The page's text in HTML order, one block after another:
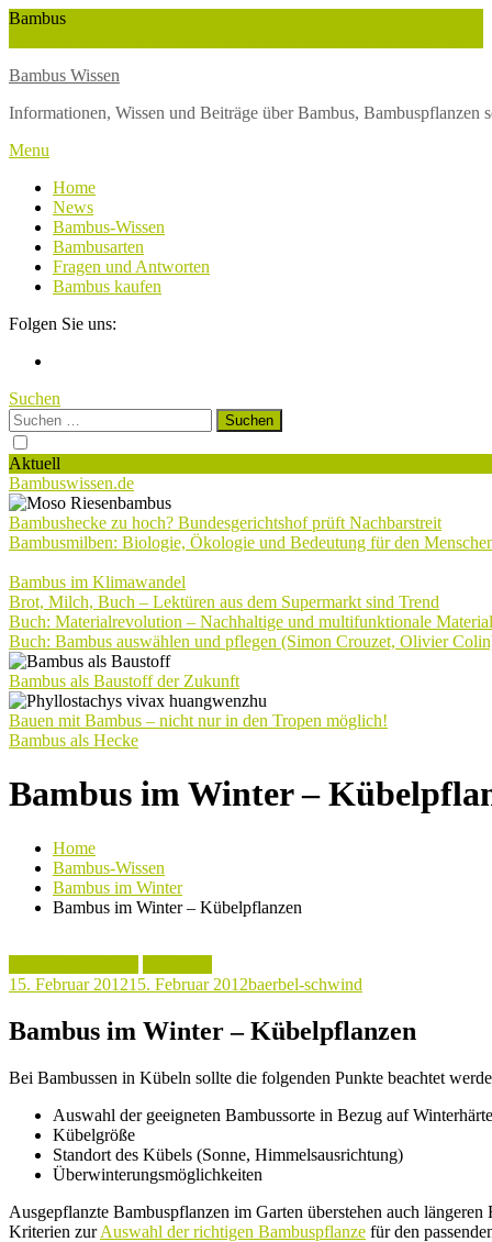
Skip
Bambus
Bambus Wissen
Informationen, Wissen und Beiträge über Bambus,
Menu
Home
News
Bambus-Wissen
Bambusarten
Fragen und Antworten
Bambus kaufen
Folgen Sie uns:
Suchen
Suchen
nach:
Aktuell
Bambuswissen.de
Bambushecke zu hoch? Bundesgerichtshof prüft Nachbarstreit
Bambusmilben: Biologie, Ökologie und Bedeutung für den
Bambus im Klimawandel
Brot, Milch, Buch – Lektüren aus dem Supermarkt sind Trend
Buch: Materialrevolution – Nachhaltige und multifunktionale
Buch: Bambus auswählen und pflegen (Simon Crouzet, Olivier
Bambus als Baustoff der Zukunft
Bauen mit Bambus – nicht nur in den Tropen möglich!
Bambus als Hecke
Bambus im Winter –
Home
Bambus-Wissen
Bambus im Winter
Bambus im Winter – Kübelpflanzen
15. Februar 201215. Februar 2012baerbel-schwind
Bambus im Winter – Kübelpflanzen
Bei Bambussen in Kübeln sollte die folgenden Punkte beachtet
Auswahl der geeigneten Bambussorte in Bezug auf
Kübelgröße
Standort des Kübels (Sonne, Himmelsausrichtung)
Überwinterungsmöglichkeiten
Ausgepflanzte Bambuspflanzen im Garten überstehen auch
Kriterien zurAuswahl der richtigen Bambuspflanze für den